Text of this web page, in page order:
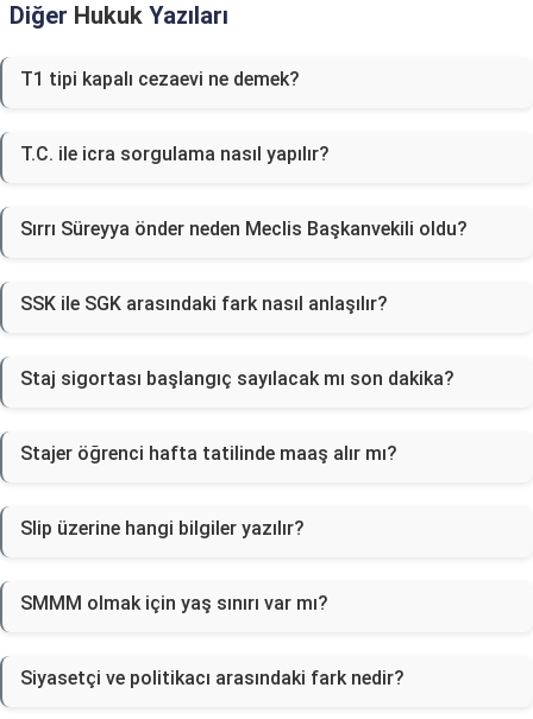
Diğer Hukuk Yazıları
T1 tipi kapalı cezaevi ne demek?
T.C. ile icra sorgulama nasıl yapılır?
Sırrı Süreyya önder neden Meclis Başkanvekili oldu?
SSK ile SGK arasındaki fark nasıl anlaşılır?
Staj sigortası başlangıç sayılacak mı son dakika?
Stajer öğrenci hafta tatilinde maaş alır mı?
Slip üzerine hangi bilgiler yazılır?
SMMM olmak için yaş sınırı var mı?
Siyasetçi ve politikacı arasındaki fark nedir?